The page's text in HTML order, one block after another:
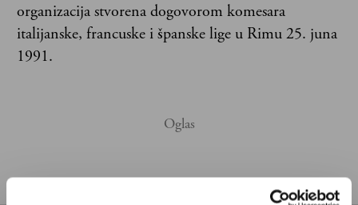
organizacija stvorena dogovorom komesara
italijanske, francuske i španske lige u Rimu 25. juna
1991.